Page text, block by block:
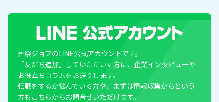
葬祭ジョブのLINE公式アカウントです。
「友だち追加」していただいた方に、企業インタビューや
お役立ちコラムをお送りします。
転職をするか悩んでいる方や、まずは情報収集からという
方もこちらからお問合せいただけます。